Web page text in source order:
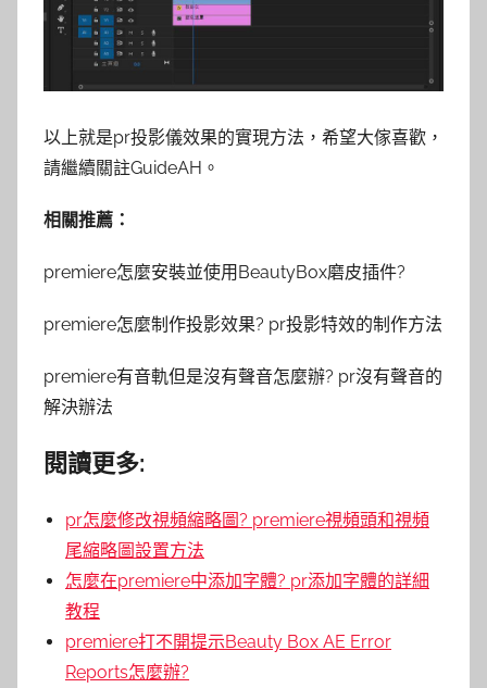
以上就是pr投影儀效果的實現方法，希望大傢喜歡，
請繼續關註GuideAH。
相關推薦：
premiere怎麼安裝並使用BeautyBox磨皮插件?
premiere怎麼制作投影效果? pr投影特效的制作方法
premiere有音軌但是沒有聲音怎麼辦? pr沒有聲音的
解決辦法
閱讀更多:
pr怎麼修改視頻縮略圖? premiere視頻頭和視頻
尾縮略圖設置方法
怎麼在premiere中添加字體? pr添加字體的詳細
教程
premiere打不開提示Beauty Box AE Error
Reports怎麼辦?